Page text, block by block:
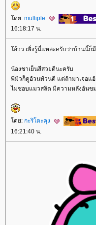
ดย: multiple
16:18:17 น.
อ้วว เพิ่งรู้นี่แหล่ะครับว่าบ้านนี้ก็
น้องชาเย็นสีสวยดีนะครับ
พี่มิวก็ดูอ้วนท้วนดี แต่ถ้ามาเจอแ
ไม่ชอบแมวสลิด มีความหลังอันข
ดย: กะริโตะคุง
16:21:40 น.